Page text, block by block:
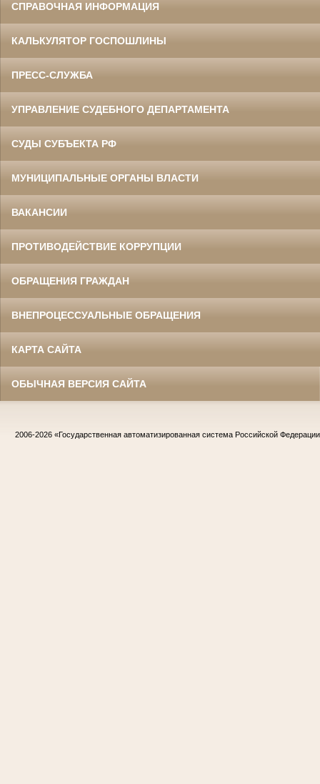
СПРАВОЧНАЯ ИНФОРМАЦИЯ
КАЛЬКУЛЯТОР ГОСПОШЛИНЫ
ПРЕСС-СЛУЖБА
УПРАВЛЕНИЕ СУДЕБНОГО ДЕПАРТАМЕНТА
СУДЫ СУБЪЕКТА РФ
МУНИЦИПАЛЬНЫЕ ОРГАНЫ ВЛАСТИ
ВАКАНСИИ
ПРОТИВОДЕЙСТВИЕ КОРРУПЦИИ
ОБРАЩЕНИЯ ГРАЖДАН
ВНЕПРОЦЕССУАЛЬНЫЕ ОБРАЩЕНИЯ
КАРТА САЙТА
ОБЫЧНАЯ ВЕРСИЯ САЙТА
2006-2026 «Государственная автоматизированная система Российской